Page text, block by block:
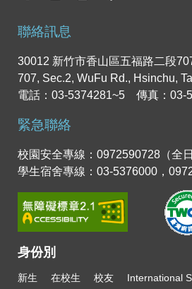
聯絡訊息
30012 新竹市香山區五福路二段
707, Sec.2, WuFu Rd., Hsinchu,
電話：03-5374281~5 傳真：03-
緊急聯絡
校園安全專線：0972590728（全日
學生宿舍專線：03-5376000，
身份別
新生 在校生 校友 International